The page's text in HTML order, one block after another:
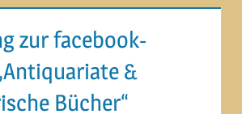
zur facebook-
&
Bücher“